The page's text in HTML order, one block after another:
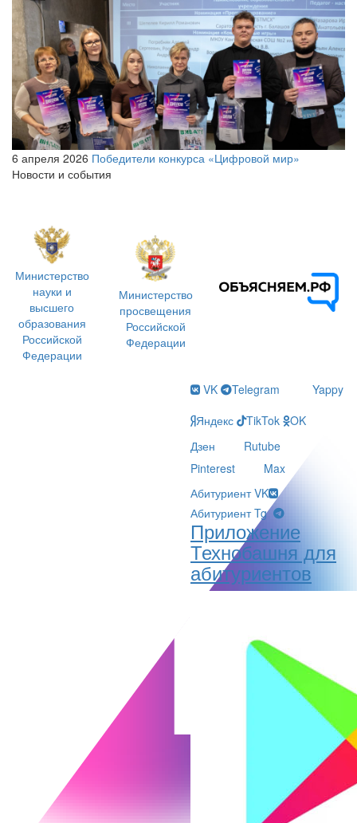
6 апреля 2026 Победители конкурса «Цифровой мир»
Новости и события
Министерство
науки и
высшего
образования
Российской
Федерации
Министерство
просвещения
Российской
Федерации
VK Telegram
Yappy
Яндекс
TikTok
OK
Дзен
Rutube
Pinterest
Max
Абитуриент VK
Абитуриент Tg
Приложение
Технобашня для
абитуриентов